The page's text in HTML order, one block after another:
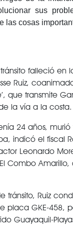
sus
las cosas
falleció en
Ruiz,
que transmite
la vía a la costa.
24 años,
indicó el fiscal
Leonardo
Combo Amarillo,
tránsito, Ruiz
placa GKE-458,
Guayaquil-